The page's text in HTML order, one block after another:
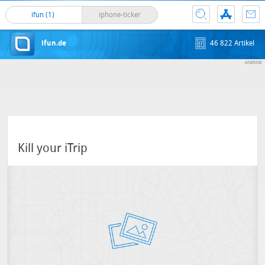
ifun (1) iphone-ticker
ifun.de 46 822 Artikel
Kill your iTrip